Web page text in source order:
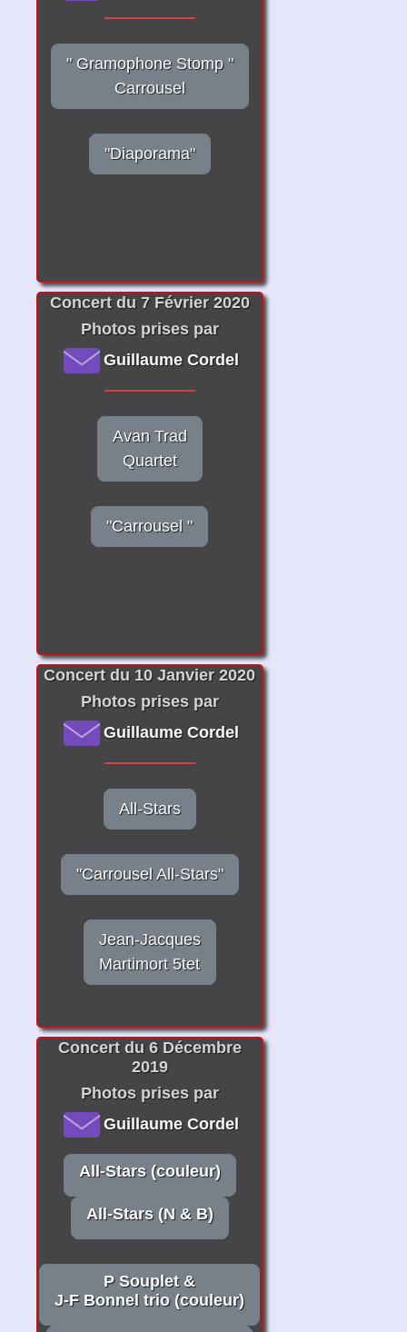
" Gramophone Stomp "
Carrousel
"Diaporama"
Concert du 7 Février 2020
Photos prises par
Guillaume Cordel
Avan Trad
Quartet
"Carrousel "
Concert du 10 Janvier 2020
Photos prises par
Guillaume Cordel
All-Stars
"Carrousel All-Stars"
Jean-Jacques
Martimort 5tet
Concert du 6 Décembre
2019
Photos prises par
Guillaume Cordel
All-Stars (couleur)
All-Stars (N & B)
P Souplet &
J-F Bonnel trio (couleur)